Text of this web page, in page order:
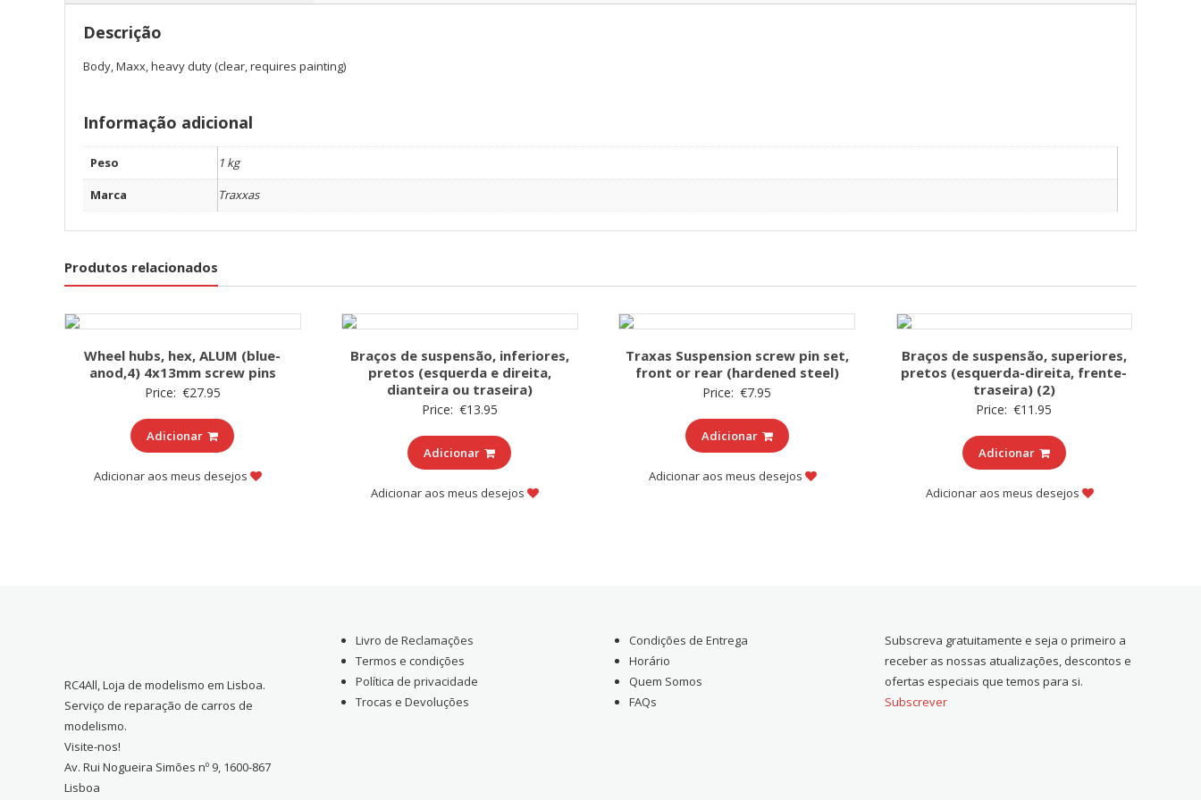
Descrição
Body, Maxx, heavy duty (clear, requires painting)
Informação adicional
Peso
1 kg
Marca
Traxxas
Produtos relacionados
Wheel hubs, hex, ALUM (blue-
anod,4) 4x13mm screw pins
Price: €27.95
Adicionar
Adicionar aos meus desejos
Braços de suspensão, inferiores,
pretos (esquerda e direita,
dianteira ou traseira)
Price: €13.95
Adicionar
Adicionar aos meus desejos
Traxas Suspension screw pin set,
front or rear (hardened steel)
Price: €7.95
Adicionar
Adicionar aos meus desejos
Braços de suspensão, superiores,
pretos (esquerda-direita, frente-
traseira) (2)
Price: €11.95
Adicionar
Adicionar aos meus desejos
RC4All, Loja de modelismo em Lisboa.
Serviço de reparação de carros de
modelismo.
Visite-nos!
Av. Rui Nogueira Simões nº 9, 1600-867
Lisboa
Livro de Reclamações
Termos e condições
Política de privacidade
Trocas e Devoluções
Condições de Entrega
Horário
Quem Somos
FAQs
Subscreva gratuitamente e seja o primeiro a
receber as nossas atualizações, descontos e
ofertas especiais que temos para si.
Subscrever